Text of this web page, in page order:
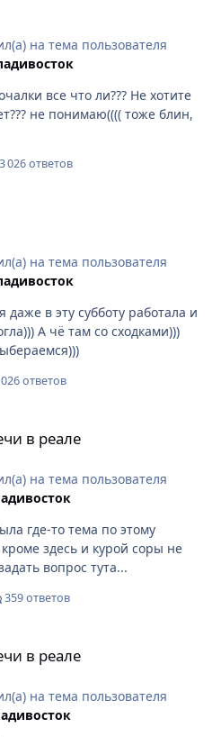
на тема пользователя
все что ли??? Не хотите
не понимаю(((( тоже блин,
3 026 ответов
на тема пользователя
даже в эту субботу работала и
А чё там со сходками)))
ответов
в реале
на тема пользователя
где-то тема по этому
здесь и курой соры не
вопрос тута...
359 ответов
в реале
на тема пользователя